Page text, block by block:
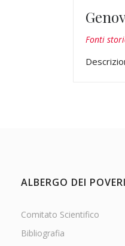
Fonti
ALBERGO DEI POVERI
Comitato Scientifico
Bibliografia